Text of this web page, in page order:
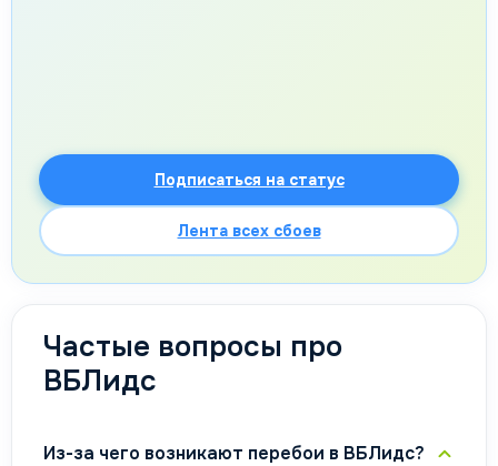
Подписаться на статус
Лента всех сбоев
Частые вопросы про
ВБЛидс
Из-за чего возникают перебои в ВБЛидс?